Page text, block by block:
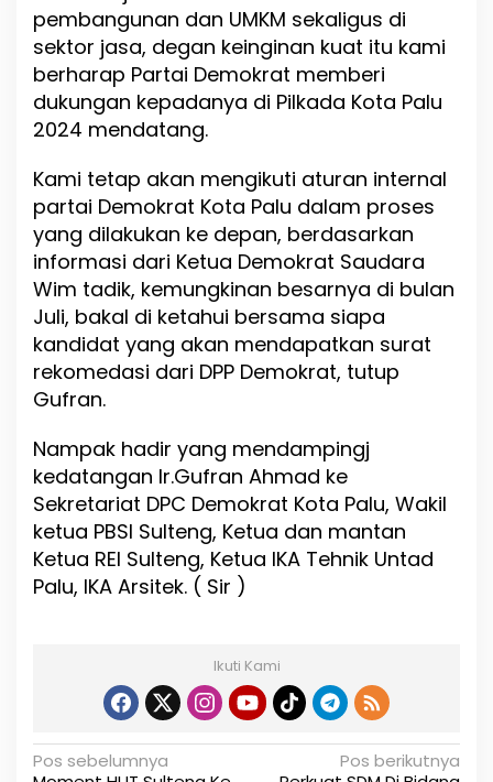
pembangunan dan UMKM sekaligus di
sektor jasa, degan keinginan kuat itu kami
berharap Partai Demokrat memberi
dukungan kepadanya di Pilkada Kota Palu
2024 mendatang.
Kami tetap akan mengikuti aturan internal
partai Demokrat Kota Palu dalam proses
yang dilakukan ke depan, berdasarkan
informasi dari Ketua Demokrat Saudara
Wim tadik, kemungkinan besarnya di bulan
Juli, bakal di ketahui bersama siapa
kandidat yang akan mendapatkan surat
rekomedasi dari DPP Demokrat, tutup
Gufran.
Nampak hadir yang mendampingj
kedatangan Ir.Gufran Ahmad ke
Sekretariat DPC Demokrat Kota Palu, Wakil
ketua PBSI Sulteng, Ketua dan mantan
Ketua REI Sulteng, Ketua IKA Tehnik Untad
Palu, IKA Arsitek. ( Sir )
Ikuti Kami
N
Pos sebelumnya
Pos berikutnya